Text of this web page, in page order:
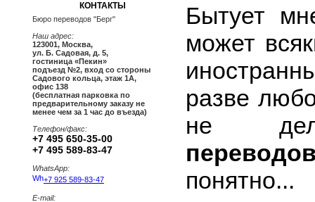
КОНТАКТЫ
Бюро переводов "Берг"
Наш адрес:
123001, Москва,
ул. Б. Садовая, д. 5,
гостиница «Пекин»
подъезд №2, вход со стороны
Садового кольца, этаж 1А,
офис 138
(бесплатная парковка по
предварительному заказу не
менее чем за 1 час до въезда)
Телефон/факс:
+7 495 650-35-00
+7 495 589-83-47
WhatsApp:
+7 925 589-83-47
E-mail:
Бытует
может
разве
не